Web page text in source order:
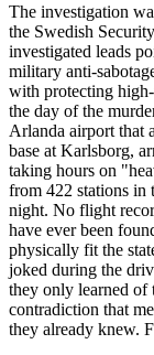
The investigation
the Swedish
investigated leads
military anti-
with protecting
the day of the
Arlanda airport that
base at Karlsborg,
taking hours on
from 422 stations in
night. No flight
have ever been
physically fit the
joked during the
they only learned of
contradiction that
they already knew.